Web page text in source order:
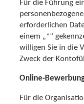
Für die Führung
erforderlichen
einem „*“
willigen Sie in die
Zweck der
Online-
Für die